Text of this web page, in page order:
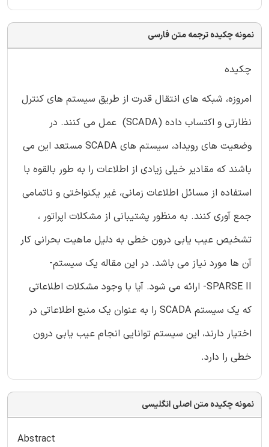
نمونه چکیده ترجمه متن فارسی
چكیده
امروزه، شبكه های انتقال قدرت از طریق سیستم های كنترل
نظارتی و اكتساب داده (SCADA) عمل می كنند. در
وضعیت های رویداد، سیستم های SCADA مستعد این می
باشند كه مقادیر خیلی زیادی از اطلاعات را به طور بالقوه با
استفاده از مسائل اطلاعات زمانی، غیر یكنواختی و ناتمامی
جمع آوری كنند. به منظور پشتیبانی از مشكلات اپراتور ،
تشخیص عیب یابی درون خطی به دلیل ماهیت بحرانی كار
آن ها مورد نیاز می باشد. در این مقاله یك سیستم-
SPARSE II- ارائه می شود. آیا با وجود مشكلات اطلاعاتی
كه یك سیستم SCADA را به عنوان یك منبع اطلاعاتی در
اختیار دارند، این سیستم توانایی انجام عیب یابی درون
خطی را دارد.
نمونه چکیده متن اصلی انگلیسی
Abstract